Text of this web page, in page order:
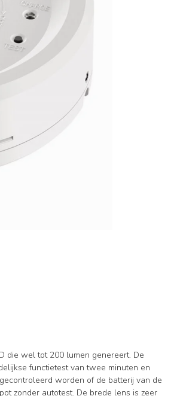
die wel tot 200 lumen genereert. De
functietest van twee minuten en
worden of de batterij van de
zonder autotest. De brede lens is zeer